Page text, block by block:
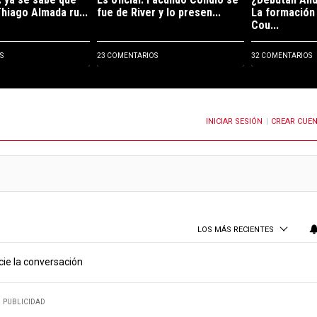
Almada ru...
fue de River y lo presen...
23 COMENTARIOS
La
Cou...
32 COMENTARIOS
CUANDO SE PUBLIQUEN NUEVOS COMENTARIOSINICIAR SESIÓN CREAR
LOS MÁS RECIENTES
la conversación
PUBLICIDAD